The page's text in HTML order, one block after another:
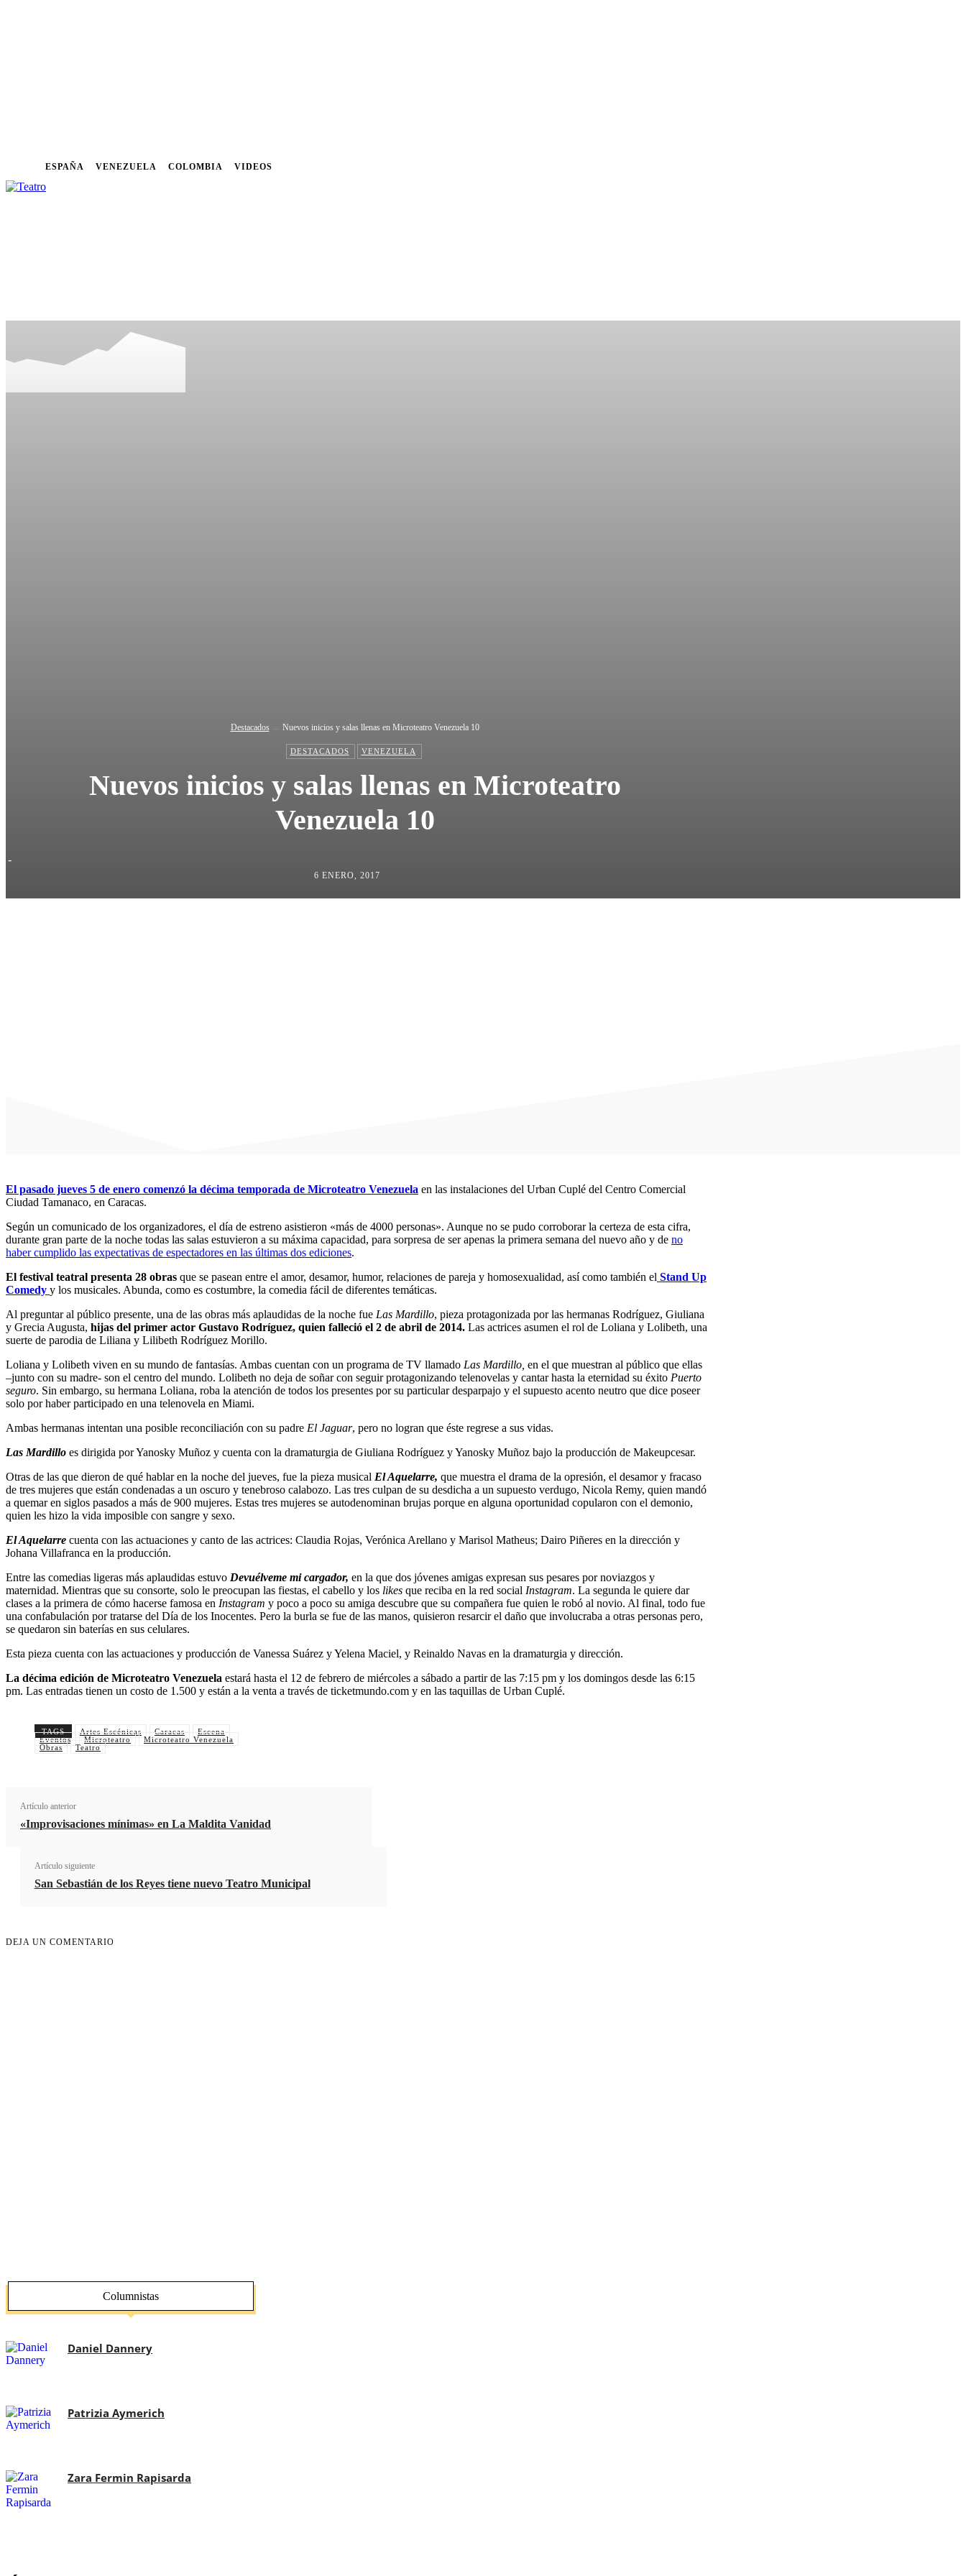
ESPAÑA VENEZUELA COLOMBIA VIDEOS
Destacados Nuevos inicios y salas llenas en Microteatro Venezuela 10
DESTACADOS VENEZUELA
Nuevos inicios y salas llenas en Microteatro
Venezuela 10
-
6 ENERO, 2017
El pasado jueves 5 de enero comenzó la décima temporada de Microteatro Venezuela en las instalaciones del Urban Cuplé del Centro Comercial
Ciudad Tamanaco, en Caracas.
Según un comunicado de los organizadores, el día de estreno asistieron «más de 4000 personas». Aunque no se pudo corroborar la certeza de esta cifra,
durante gran parte de la noche todas las salas estuvieron a su máxima capacidad, para sorpresa de ser apenas la primera semana del nuevo año y de no
haber cumplido las expectativas de espectadores en las últimas dos ediciones.
El festival teatral presenta 28 obras que se pasean entre el amor, desamor, humor, relaciones de pareja y homosexualidad, así como también el Stand Up
Comedy y los musicales. Abunda, como es costumbre, la comedia fácil de diferentes temáticas.
Al preguntar al público presente, una de las obras más aplaudidas de la noche fue Las Mardillo, pieza protagonizada por las hermanas Rodríguez, Giuliana
y Grecia Augusta, hijas del primer actor Gustavo Rodríguez, quien falleció el 2 de abril de 2014. Las actrices asumen el rol de Loliana y Lolibeth, una
suerte de parodia de Liliana y Lilibeth Rodríguez Morillo.
Loliana y Lolibeth viven en su mundo de fantasías. Ambas cuentan con un programa de TV llamado Las Mardillo, en el que muestran al público que ellas
–junto con su madre- son el centro del mundo. Lolibeth no deja de soñar con seguir protagonizando telenovelas y cantar hasta la eternidad su éxito Puerto
seguro. Sin embargo, su hermana Loliana, roba la atención de todos los presentes por su particular desparpajo y el supuesto acento neutro que dice poseer
solo por haber participado en una telenovela en Miami.
Ambas hermanas intentan una posible reconciliación con su padre El Jaguar, pero no logran que éste regrese a sus vidas.
Las Mardillo es dirigida por Yanosky Muñoz y cuenta con la dramaturgia de Giuliana Rodríguez y Yanosky Muñoz bajo la producción de Makeupcesar.
Otras de las que dieron de qué hablar en la noche del jueves, fue la pieza musical El Aquelarre, que muestra el drama de la opresión, el desamor y fracaso
de tres mujeres que están condenadas a un oscuro y tenebroso calabozo. Las tres culpan de su desdicha a un supuesto verdugo, Nicola Remy, quien mandó
a quemar en siglos pasados a más de 900 mujeres. Estas tres mujeres se autodenominan brujas porque en alguna oportunidad copularon con el demonio,
quien les hizo la vida imposible con sangre y sexo.
El Aquelarre cuenta con las actuaciones y canto de las actrices: Claudia Rojas, Verónica Arellano y Marisol Matheus; Dairo Piñeres en la dirección y
Johana Villafranca en la producción.
Entre las comedias ligeras más aplaudidas estuvo Devuélveme mi cargador, en la que dos jóvenes amigas expresan sus pesares por noviazgos y
maternidad. Mientras que su consorte, solo le preocupan las fiestas, el cabello y los likes que reciba en la red social Instagram. La segunda le quiere dar
clases a la primera de cómo hacerse famosa en Instagram y poco a poco su amiga descubre que su compañera fue quien le robó al novio. Al final, todo fue
una confabulación por tratarse del Día de los Inocentes. Pero la burla se fue de las manos, quisieron resarcir el daño que involucraba a otras personas pero,
se quedaron sin baterías en sus celulares.
Esta pieza cuenta con las actuaciones y producción de Vanessa Suárez y Yelena Maciel, y Reinaldo Navas en la dramaturgia y dirección.
La décima edición de Microteatro Venezuela estará hasta el 12 de febrero de miércoles a sábado a partir de las 7:15 pm y los domingos desde las 6:15
pm. Las entradas tienen un costo de 1.500 y están a la venta a través de ticketmundo.com y en las taquillas de Urban Cuplé.
TAGS Artes Escénicas Caracas
Escena
Eventos
Microteatro
Microteatro Venezuela
Obras
Teatro
Artículo anterior
«Improvisaciones mínimas» en La Maldita Vanidad
Artículo siguiente
San Sebastián de los Reyes tiene nuevo Teatro Municipal
DEJA UN COMENTARIO
Columnistas
Daniel Dannery
Patrizia Aymerich
Zara Fermin Rapisarda